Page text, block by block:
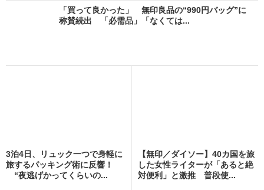
「買って良かった」 無印良品の“990円バッグ”に
称賛続出 「必需品」「なくては...
3泊4日、リュック一つで身軽に
旅するパッキング術に反響！
“夜逃げかってくらいの...
【無印／ダイソー】40カ国を旅
した女性ライターが「あると絶
対便利」と激推 普段使...